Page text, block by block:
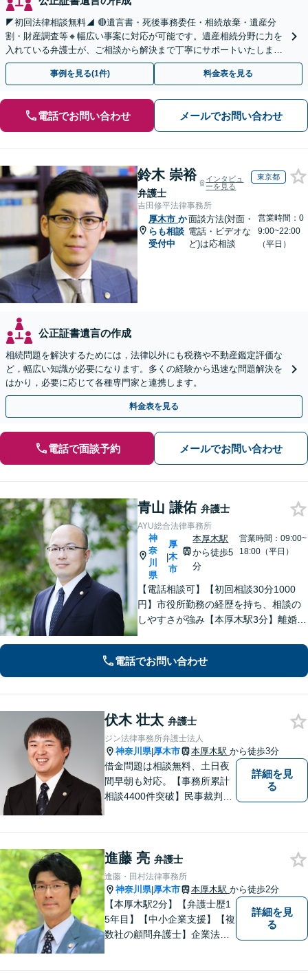
◤初回法律相談無料◢ 🔴遺言書・死後事務委任・相続放棄・遺産分
割・財産調査等🔸幅広い事案に対応が可能です。遺産相続分野に力を
入れている弁護士が、ご相談から解決まで丁寧にサポートいたしま
す。まずはじっくりとお話ししてください。
事例を見る(1件) 料金表を見る
電話でお問い合わせ メールでお問い合わせ
鈴木 崇裕
弁護士
インタビュ
ーを見る
東京都
吉田修平法律事務所
厚木市 か
らも相談
受付中
面談方法(対面・
電話・ビデオな
ど)は応相談
営業時間：0
9:00~22:00
（平日）
公正証書遺言の作成
相続問題を解決するためには，法律以外にも税務や不動産鑑定評価な
ど，幅広い知識が必要になります。多くの経験から迅速な問題解決を
はかり，必要に応じて各種専門家と連携します。
料金表を見る
電話で面談予約 メールでお問い合わせ
青山 謙佑 弁護士
AYU総合法律事務所
神
奈
川
県
|
厚
木
市
本厚木駅
から徒歩5
分
営業時間：09:00~
18:00（平日）
【電話相談可】【初回相談30分1000
円】市役所勤務の経歴を持ち、相談の
しやすさが強み【本厚木駅3分】離婚・
は、傾聴と共感を大切にしています。
一人で抱え込まずにご連絡ください。
電話でお問い合わせ
伏木 壮太 弁護士
ジン法律事務所弁護士法人
神奈川県|厚木市 本厚木駅 から徒歩3分
借金問題は相談無料、土日夜
間早朝も対応。【事務所累計
相談4400件突破】民事裁判／
詳細を見
る
進藤 亮 弁護士
進藤・田村法律事務所
神奈川県|厚木市 本厚木駅 から徒歩2分
【本厚木駅2分】【弁護士歴1
5年目】【中小企業支援】【複
数社の顧問弁護士】企業法
詳細を見
る